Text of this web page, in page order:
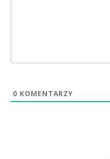
0 KOMENTARZY